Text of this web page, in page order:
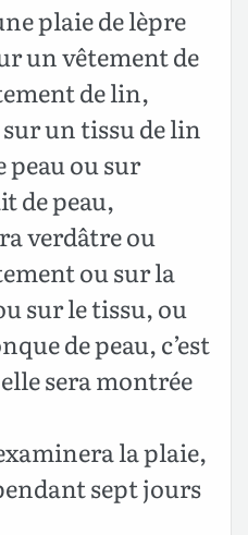
plaie de lèpre
un vêtement de
de lin,
un tissu de lin
peau ou sur
de peau,
verdâtre ou
ou sur la
sur le tissu, ou
de peau, c’est
sera montrée
la plaie,
sept jours